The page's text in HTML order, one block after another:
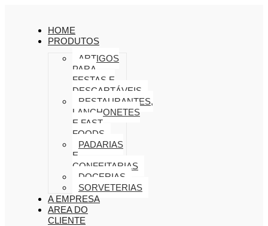
HOME
PRODUTOS
ARTIGOS
PARA
FESTAS E
DESCARTÁVEIS
RESTAURANTES,
LANCHONETES
E FAST
FOODS
PADARIAS
E
CONFEITARIAS
DOCERIAS
SORVETERIAS
A EMPRESA
AREA DO
CLIENTE